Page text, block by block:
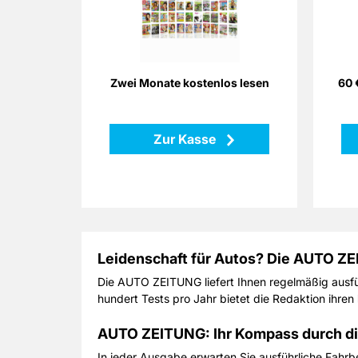
Zwei Monate kostenlos lesen
Zur Kasse
Ihre Abolaufzeit um zwei Monate -
bei gleichbleibendem Preis!
60
Leidenschaft für Autos? Die AUTO
Die AUTO ZEITUNG liefert Ihnen regelmäßig
hundert Tests pro Jahr bietet die Redaktion
AUTO ZEITUNG: Ihr Kompass durch